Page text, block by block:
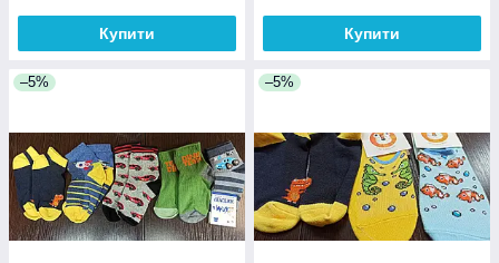
Купити Купити
–5% –5%